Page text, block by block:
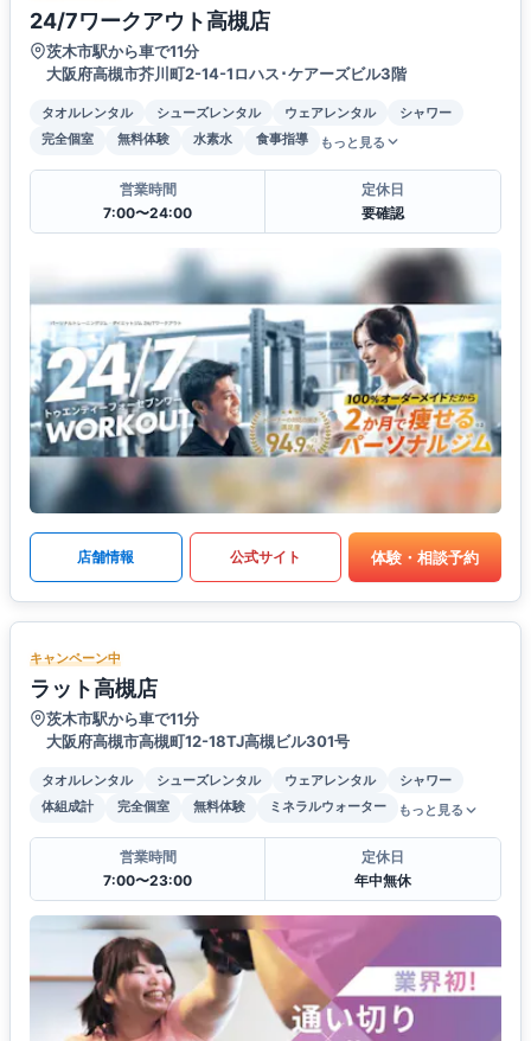
24/7ワークアウト高槻店
茨木市駅から車で11分
大阪府高槻市芥川町2-14-1ロハス･ケアーズビル3階
タオルレンタル シューズレンタル ウェアレンタル
シャワー
完全個室
無料体験 水素水 食事指導 もっと見る
営業時間
7:00〜24:00
定休日
要確認
店舗情報 公式サイト 体験・相談予約
キャンペーン中
ラット高槻店
茨木市駅から車で11分
大阪府高槻市高槻町12-18TJ高槻ビル301号
タオルレンタル シューズレンタル ウェアレンタル
シャワー
体組成計
完全個室 無料体験 ミネラルウォーター もっと見る
営業時間
7:00〜23:00
定休日
年中無休